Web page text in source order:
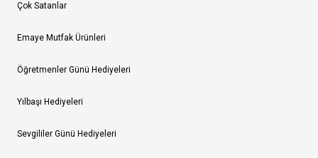
Çok Satanlar
Emaye Mutfak Ürünleri
Öğretmenler Günü Hediyeleri
Yılbaşı Hediyeleri
Sevgililer Günü Hediyeleri